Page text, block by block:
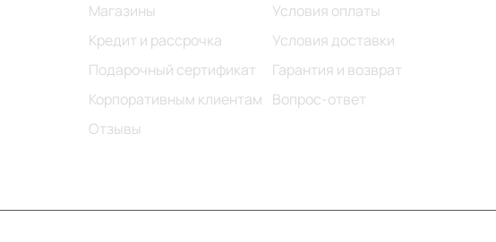
Магазины
Кредит и рассрочка
Подарочный сертификат
Корпоративным клиентам
Отзывы
Условия оплаты
Условия доставки
Гарантия и возврат
Вопрос-ответ